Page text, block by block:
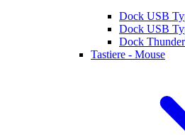
Dock USB
Dock USB
Dock
Tastiere - Mouse